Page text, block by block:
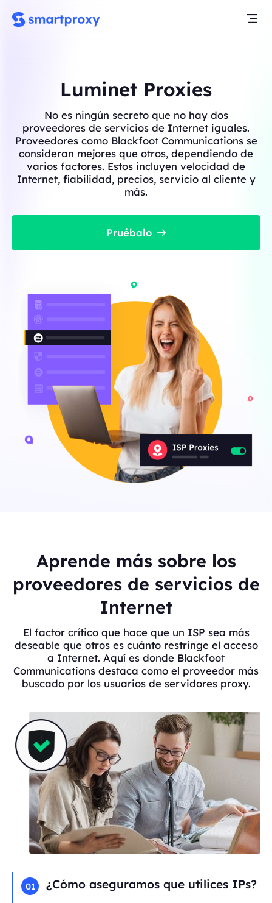
Luminet Proxies
No es ningún secreto que no hay dos
proveedores de servicios de Internet iguales.
Proveedores como Blackfoot Communications se
consideran mejores que otros, dependiendo de
varios factores. Estos incluyen velocidad de
Internet, fiabilidad, precios, servicio al cliente y
más.
Pruébalo
Aprende más sobre los
proveedores de servicios de
Internet
El factor crítico que hace que un ISP sea más
deseable que otros es cuánto restringe el acceso
a Internet. Aquí es donde Blackfoot
Communications destaca como el proveedor más
buscado por los usuarios de servidores proxy.
01 ¿Cómo aseguramos que utilices IPs?